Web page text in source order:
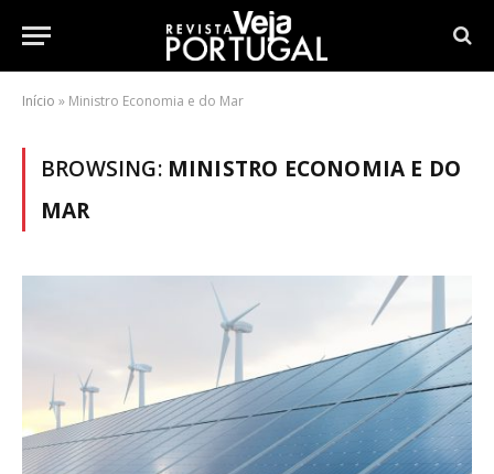
Início » Ministro Economia e do Mar
BROWSING: MINISTRO ECONOMIA E DO
MAR